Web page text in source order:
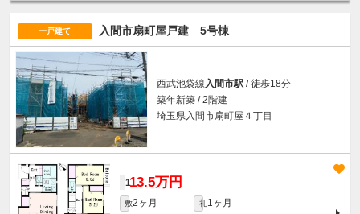
一戸建て 入間市扇町屋戸建 5号棟
西武池袋線入間市駅 / 徒歩18分
築年新築 / 2階建
埼玉県入間市扇町屋４丁目
113.5万円
敷2ヶ月 礼1ヶ月